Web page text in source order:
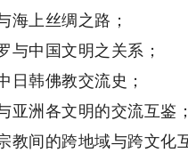
海上丝绸之路；
与中国文明之关系；
日韩佛教交流史；
亚洲各文明的交流互鉴；
教间的跨地域与跨文化